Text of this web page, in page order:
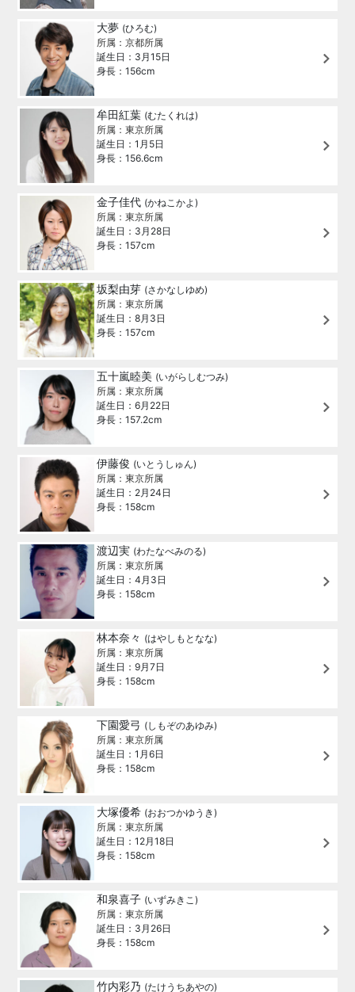
大夢 (ひろむ)
所属：京都所属
誕生日：3月15日
身長：156cm
牟田紅葉 (むたくれは)
所属：東京所属
誕生日：1月5日
身長：156.6cm
金子佳代 (かねこかよ)
所属：東京所属
誕生日：3月28日
身長：157cm
坂梨由芽 (さかなしゆめ)
所属：東京所属
誕生日：8月3日
身長：157cm
五十嵐睦美 (いがらしむつみ)
所属：東京所属
誕生日：6月22日
身長：157.2cm
伊藤俊 (いとうしゅん)
所属：東京所属
誕生日：2月24日
身長：158cm
渡辺実 (わたなべみのる)
所属：東京所属
誕生日：4月3日
身長：158cm
林本奈々 (はやしもとなな)
所属：東京所属
誕生日：9月7日
身長：158cm
下園愛弓 (しもぞのあゆみ)
所属：東京所属
誕生日：1月6日
身長：158cm
大塚優希 (おおつかゆうき)
所属：東京所属
誕生日：12月18日
身長：158cm
和泉喜子 (いずみきこ)
所属：東京所属
誕生日：3月26日
身長：158cm
竹内彩乃 (たけうちあやの)